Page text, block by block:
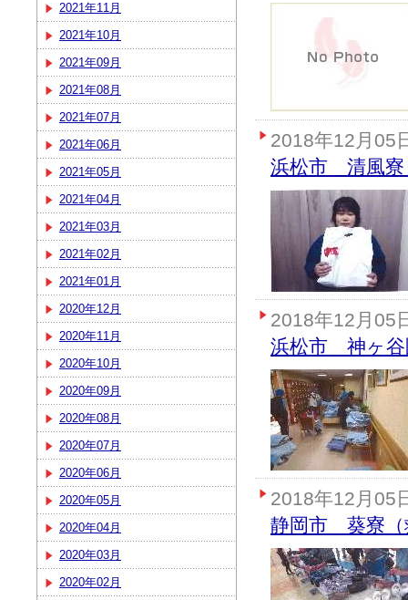
2021年11月
2021年10月
2021年09月
2021年08月
2021年07月
2021年06月
2021年05月
2021年04月
2021年03月
2021年02月
2021年01月
2020年12月
2020年11月
2020年10月
2020年09月
2020年08月
2020年07月
2020年06月
2020年05月
2020年04月
2020年03月
2020年02月
2018年12月05
浜松市 清風寮
2018年12月05
浜松市 神ヶ谷
2018年12月05
静岡市 葵寮（